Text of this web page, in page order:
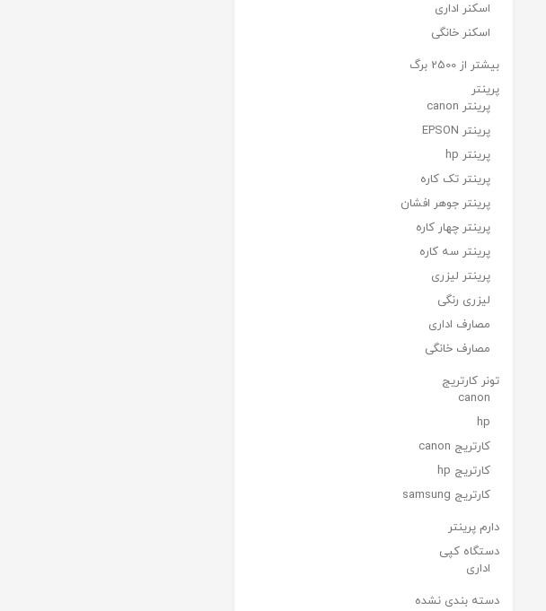
اسکنر اداری
اسکنر خانگی
بیشتر از 2500 برگ
پرینتر
پرینتر canon
پرینتر EPSON
پرینتر hp
پرینتر تک کاره
پرینتر جوهر افشان
پرینتر چهار کاره
پرینتر سه کاره
پرینتر لیزری
لیزری رنگی
مصارف اداری
مصارف خانگی
تونر کارتریج
canon
hp
کارتریج canon
کارتریج hp
کارتریج samsung
دارم پرینتر
دستگاه کپی
اداری
دسته بندی نشده